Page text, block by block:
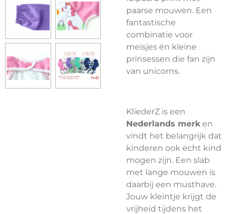
paarse mouwen. Een
fantastische
combinatie voor
meisjes én kleine
prinsessen die fan zijn
van unicorns.
KliederZ is een
Nederlands merken
vindt het belangrijk dat
kinderen ook echt kind
mogen zijn. Een slab
met lange mouwen is
daarbij een musthave.
Jouw kleintje krijgt de
vrijheid tijdens het